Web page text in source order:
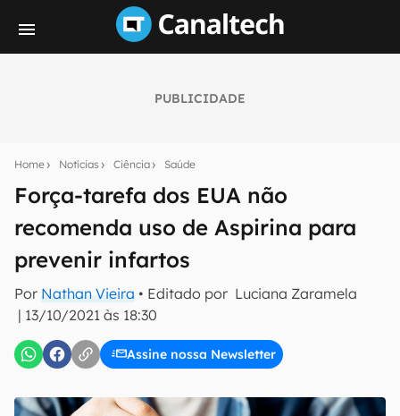
PUBLICIDADE
Home Notícias Ciência Saúde
Força-tarefa dos EUA não
recomenda uso de Aspirina para
prevenir infartos
Por Nathan Vieira • Editado por Luciana Zaramela
| 13/10/2021 às 18:30
Assine nossa Newsletter
notícias e reviews sobre tecnologia em primeira
E-mail
inscreva-se
Confirmo que li, aceito e concordo com os Termos de
Uso e Política de Privacidade do Canaltech.